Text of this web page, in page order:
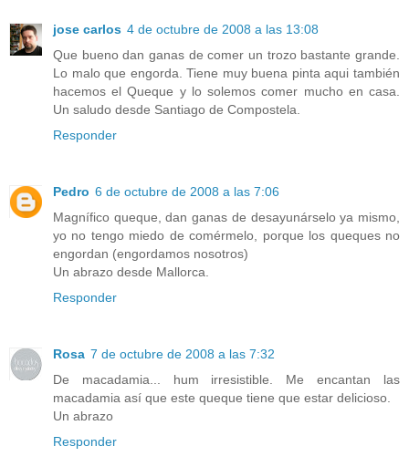
jose carlos 4 de octubre de 2008 a las 13:08
Que bueno dan ganas de comer un trozo bastante grande.
Lo malo que engorda. Tiene muy buena pinta aqui también
hacemos el Queque y lo solemos comer mucho en casa.
Un saludo desde Santiago de Compostela.
Responder
Pedro 6 de octubre de 2008 a las 7:06
Magnífico queque, dan ganas de desayunárselo ya mismo,
yo no tengo miedo de comérmelo, porque los queques no
engordan (engordamos nosotros)
Un abrazo desde Mallorca.
Responder
Rosa 7 de octubre de 2008 a las 7:32
De macadamia... hum irresistible. Me encantan las
macadamia así que este queque tiene que estar delicioso.
Un abrazo
Responder